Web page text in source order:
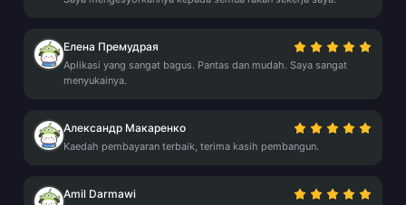
Елена Премудрая
Aplikasi yang sangat bagus. Pantas dan mudah. Saya sangat
menyukainya.
Александр Макаренко
Kaedah pembayaran terbaik, terima kasih pembangun.
Amil Darmawi